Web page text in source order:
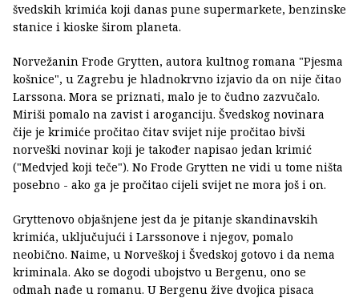
švedskih krimića koji danas pune supermarkete, benzinske
stanice i kioske širom planeta.
Norvežanin Frode Grytten, autora kultnog romana "Pjesma
košnice", u Zagrebu je hladnokrvno izjavio da on nije čitao
Larssona. Mora se priznati, malo je to čudno zazvučalo.
Miriši pomalo na zavist i aroganciju. Švedskog novinara
čije je krimiće pročitao čitav svijet nije pročitao bivši
norveški novinar koji je također napisao jedan krimić
("Medvjed koji teče"). No Frode Grytten ne vidi u tome ništa
posebno - ako ga je pročitao cijeli svijet ne mora još i on.
Gryttenovo objašnjene jest da je pitanje skandinavskih
krimića, uključujući i Larssonove i njegov, pomalo
neobično. Naime, u Norveškoj i Švedskoj gotovo i da nema
kriminala. Ako se dogodi ubojstvo u Bergenu, ono se
odmah nađe u romanu. U Bergenu žive dvojica pisaca